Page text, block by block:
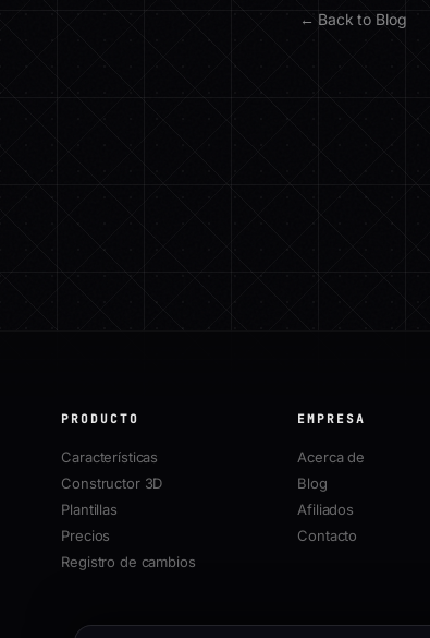
← Back to Blog
PRODUCTO
Características
Constructor 3D
Plantillas
Precios
Registro de cambios
EMPRESA
Acerca de
Blog
Afiliados
Contacto